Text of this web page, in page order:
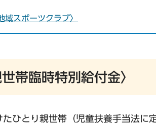
スポーツクラブ〉
帯臨時特別給付金〉
ひとり親世帯（児童扶養手当法に